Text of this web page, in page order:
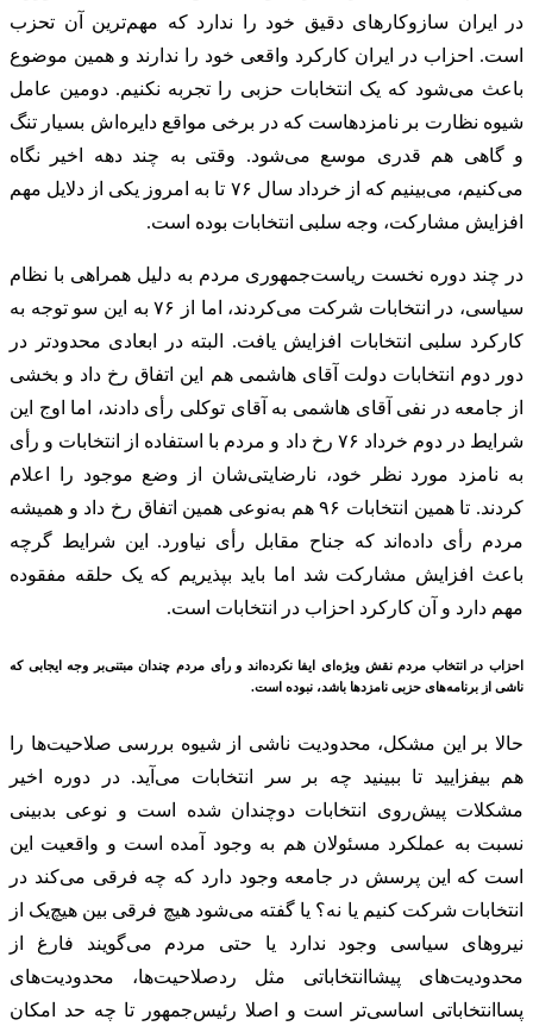
در ایران سازوکارهای دقیق خود را ندارد که مهم‌ترین آن تحزب
است. احزاب در ایران کارکرد واقعی خود را ندارند و همین موضوع
باعث می‌شود که یک انتخابات حزبی را تجربه نکنیم. دومین عامل
شیوه نظارت بر نامزدهاست که در برخی مواقع دایره‌اش بسیار تنگ
و گاهی هم قدری موسع می‌شود. وقتی به چند دهه اخیر نگاه
می‌کنیم، می‌بینیم که از خرداد سال ۷۶ تا به امروز یکی از دلایل مهم
افزایش مشارکت، وجه سلبی انتخابات بوده است.
در چند دوره نخست ریاست‌جمهوری مردم به ‌دلیل همراهی با نظام
سیاسی، در انتخابات شرکت می‌کردند، اما از ۷۶ به این سو توجه به
کارکرد سلبی انتخابات افزایش یافت. البته در ابعادی محدودتر در
دور دوم انتخابات دولت آقای هاشمی هم این اتفاق رخ داد و بخشی
از جامعه در نفی آقای هاشمی به آقای توکلی رأی دادند، اما اوج این
شرایط در دوم خرداد ۷۶ رخ داد و مردم با استفاده از انتخابات و رأی
به نامزد مورد نظر خود، نارضایتی‌شان از وضع موجود را اعلام
کردند. تا همین انتخابات ۹۶ هم به‌نوعی همین اتفاق رخ داد و همیشه
مردم رأی داده‌اند که جناح مقابل رأی نیاورد. این شرایط گرچه
باعث افزایش مشارکت شد اما باید بپذیریم که یک حلقه مفقوده
مهم دارد و آن کارکرد احزاب در انتخابات است.
احزاب در انتخاب مردم نقش ویژه‌ای ایفا نکرده‌اند و رأی مردم چندان مبتنی‌بر وجه ایجابی که
ناشی از برنامه‌های حزبی نامزدها باشد، نبوده است.
حالا بر این مشکل، محدودیت ناشی از شیوه بررسی صلاحیت‌ها را
هم بیفزایید تا ببینید چه بر سر انتخابات می‌آید. در دوره اخیر
مشکلات پیش‌روی انتخابات دو‌چندان شده است و نوعی بدبینی
نسبت به عملکرد مسئولان هم به وجود آمده است و واقعیت این
است که این پرسش در جامعه وجود دارد که چه فرقی می‌کند در
انتخابات شرکت کنیم یا نه؟ یا گفته می‌شود هیچ فرقی بین هیچ‌یک از
نیروهای سیاسی وجود ندارد یا حتی مردم می‌گویند فارغ از
محدودیت‌های پیشاانتخاباتی مثل ردصلاحیت‌ها، محدودیت‌های
پساانتخاباتی اساسی‌تر است و اصلا رئیس‌جمهور تا چه حد امکان